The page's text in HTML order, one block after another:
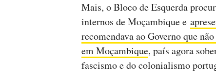
Mais, o Bloco de Esquerda
internos de Moçambique e
recomendava ao Governo que
em Moçambique, país agora
fascismo e do colonialismo